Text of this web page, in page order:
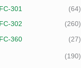
301
(64)
302
(260)
360
(27)
(190)